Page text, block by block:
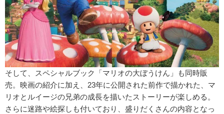
そして、スペシャルブック「マリオの大ぼうけん」も同時販
売。映画の紹介に加え、23年に公開された前作で描かれた、マ
リオとルイージの兄弟の成長を描いたストーリーが楽しめる。
さらに迷路や絵探しも付いており、盛りだくさんの内容となっ